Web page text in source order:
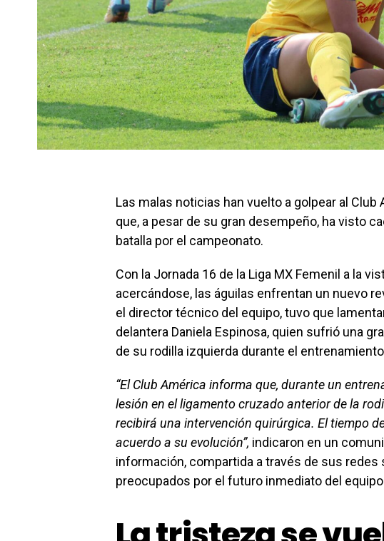
Las malas noticias han vuelto a golpear al
que, a pesar de su gran desempeño, ha visto
batalla por el campeonato.
Con la Jornada 16 de la Liga MX Femenil a la
acercándose, las águilas enfrentan un nuevo
el director técnico del equipo, tuvo que
delantera Daniela Espinosa, quien sufrió una
de su rodilla izquierda durante el
“El Club América informa que, durante un
lesión en el ligamento cruzado anterior de la
recibirá una intervención quirúrgica. El tiempo
acuerdo a su evolución”, indicaron en un
información, compartida a través de sus redes
preocupados por el futuro inmediato del